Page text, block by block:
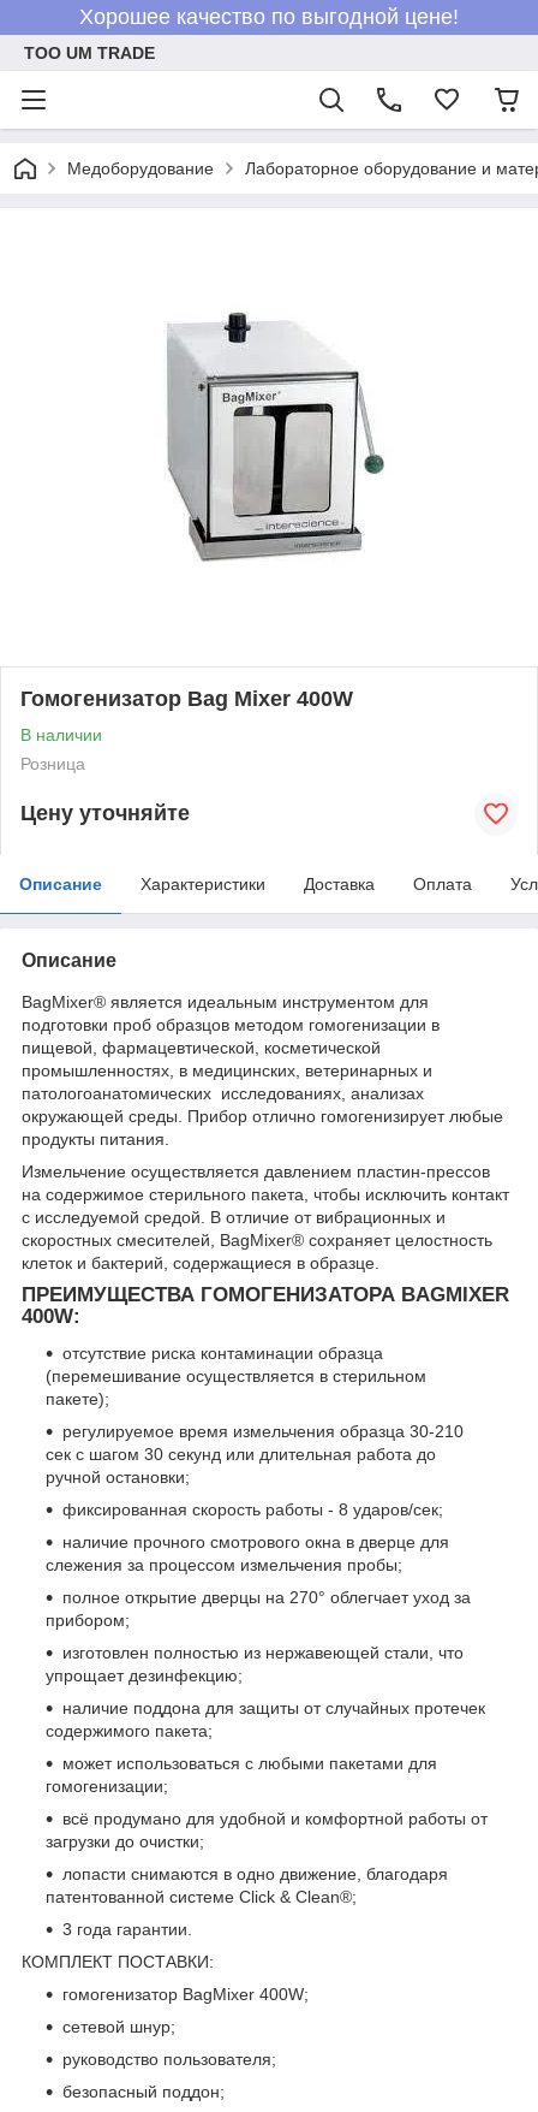
Хорошее качество по выгодной цене!
ТОО UM TRADE
Медоборудование Лабораторное оборудование и
Гомогенизатор Bag Mixer 400W
В наличии
Розница
Цену уточняйте
Описание Характеристики Доставка Оплата
Описание
BagMixer® является идеальным инструментом для
подготовки проб образцов методом гомогенизации в
пищевой, фармацевтической, косметической
промышленностях, в медицинских, ветеринарных и
патологоанатомических исследованиях, анализах
окружающей среды. Прибор отлично гомогенизирует любые
продукты питания.
Измельчение осуществляется давлением пластин-прессов
на содержимое стерильного пакета, чтобы исключить контакт
с исследуемой средой. В отличие от вибрационных и
скоростных смесителей, BagMixer® сохраняет целостность
клеток и бактерий, содержащиеся в образце.
ПРЕИМУЩЕСТВА ГОМОГЕНИЗАТОРА BAGMIXER
400W:
отсутствие риска контаминации образца
(перемешивание осуществляется в стерильном
пакете);
регулируемое время измельчения образца 30-210
сек с шагом 30 секунд или длительная работа до
ручной остановки;
фиксированная скорость работы - 8 ударов/сек;
наличие прочного смотрового окна в дверце для
слежения за процессом измельчения пробы;
полное открытие дверцы на 270° облегчает уход за
прибором;
изготовлен полностью из нержавеющей стали, что
упрощает дезинфекцию;
наличие поддона для защиты от случайных протечек
содержимого пакета;
может использоваться с любыми пакетами для
гомогенизации;
всё продумано для удобной и комфортной работы от
загрузки до очистки;
лопасти снимаются в одно движение, благодаря
патентованной системе Click & Clean®;
3 года гарантии.
КОМПЛЕКТ ПОСТАВКИ:
гомогенизатор BagMixer 400W;
сетевой шнур;
руководство пользователя;
безопасный поддон;